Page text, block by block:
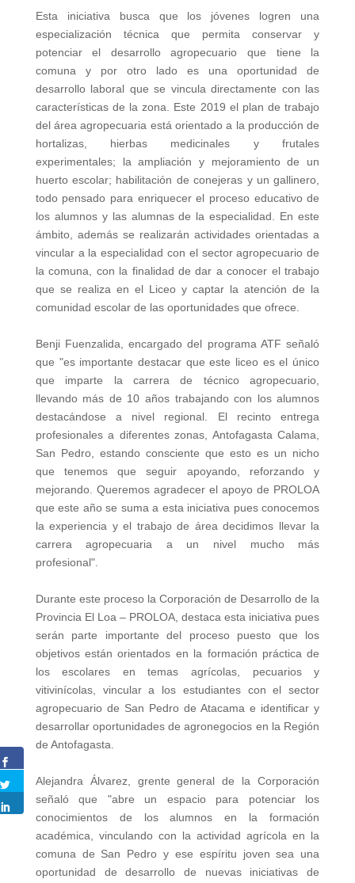
Esta iniciativa busca que los jóvenes logren una
especialización técnica que permita conservar y
potenciar el desarrollo agropecuario que tiene la
comuna y por otro lado es una oportunidad de
desarrollo laboral que se vincula directamente con las
características de la zona. Este 2019 el plan de trabajo
del área agropecuaria está orientado a la producción de
hortalizas, hierbas medicinales y frutales
experimentales; la ampliación y mejoramiento de un
huerto escolar; habilitación de conejeras y un gallinero,
todo pensado para enriquecer el proceso educativo de
los alumnos y las alumnas de la especialidad. En este
ámbito, además se realizarán actividades orientadas a
vincular a la especialidad con el sector agropecuario de
la comuna, con la finalidad de dar a conocer el trabajo
que se realiza en el Liceo y captar la atención de la
comunidad escolar de las oportunidades que ofrece.
Benji Fuenzalida, encargado del programa ATF señaló
que "es importante destacar que este liceo es el único
que imparte la carrera de técnico agropecuario,
llevando más de 10 años trabajando con los alumnos
destacándose a nivel regional. El recinto entrega
profesionales a diferentes zonas, Antofagasta Calama,
San Pedro, estando consciente que esto es un nicho
que tenemos que seguir apoyando, reforzando y
mejorando. Queremos agradecer el apoyo de PROLOA
que este año se suma a esta iniciativa pues conocemos
la experiencia y el trabajo de área decidimos llevar la
carrera agropecuaria a un nivel mucho más
profesional".
Durante este proceso la Corporación de Desarrollo de la
Provincia El Loa – PROLOA, destaca esta iniciativa pues
serán parte importante del proceso puesto que los
objetivos están orientados en la formación práctica de
los escolares en temas agrícolas, pecuarios y
vitivinícolas, vincular a los estudiantes con el sector
agropecuario de San Pedro de Atacama e identificar y
desarrollar oportunidades de agronegocios en la Región
de Antofagasta.
Alejandra Álvarez, grente general de la Corporación
señaló que "abre un espacio para potenciar los
conocimientos de los alumnos en la formación
académica, vinculando con la actividad agrícola en la
comuna de San Pedro y ese espíritu joven sea una
oportunidad de desarrollo de nuevas iniciativas de